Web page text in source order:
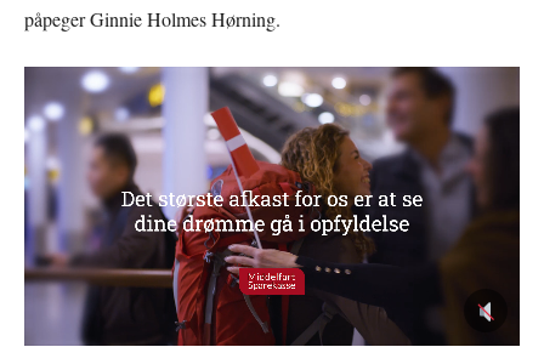
påpeger Ginnie Holmes Hørning.